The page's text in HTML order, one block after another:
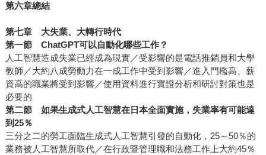
第六章總結
第七章 大失業、大轉行時代
第一節 ChatGPT可以自動化哪些工作？
人工智慧造成失業已經成為現實／受影響的是電話推銷員和大學
教師／大約八成勞動力在一成工作中受到影響／進入門檻高、薪
資高的職業將受到影響／使用資料進行實證分析和研討對策也是
必要的
第二節 如果生成式人工智慧在日本全面實施，失業率有可能達
到25％
三分之二的勞工面臨生成式人工智慧引發的自動化，25～50％的
業務被人工智慧所取代／在行政暨管理職和法務工作上大約45％